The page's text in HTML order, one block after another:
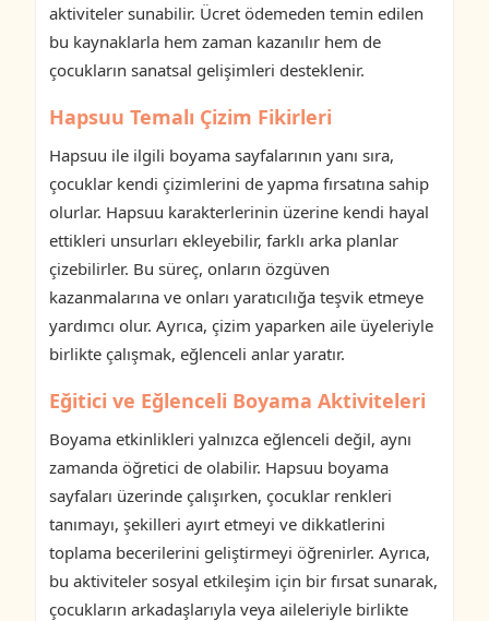
aktiviteler sunabilir. Ücret ödemeden temin edilen
bu kaynaklarla hem zaman kazanılır hem de
çocukların sanatsal gelişimleri desteklenir.
Hapsuu Temalı Çizim Fikirleri
Hapsuu ile ilgili boyama sayfalarının yanı sıra,
çocuklar kendi çizimlerini de yapma fırsatına sahip
olurlar. Hapsuu karakterlerinin üzerine kendi hayal
ettikleri unsurları ekleyebilir, farklı arka planlar
çizebilirler. Bu süreç, onların özgüven
kazanmalarına ve onları yaratıcılığa teşvik etmeye
yardımcı olur. Ayrıca, çizim yaparken aile üyeleriyle
birlikte çalışmak, eğlenceli anlar yaratır.
Eğitici ve Eğlenceli Boyama Aktiviteleri
Boyama etkinlikleri yalnızca eğlenceli değil, aynı
zamanda öğretici de olabilir. Hapsuu boyama
sayfaları üzerinde çalışırken, çocuklar renkleri
tanımayı, şekilleri ayırt etmeyi ve dikkatlerini
toplama becerilerini geliştirmeyi öğrenirler. Ayrıca,
bu aktiviteler sosyal etkileşim için bir fırsat sunarak,
çocukların arkadaşlarıyla veya aileleriyle birlikte